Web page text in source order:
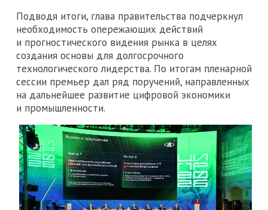
Подводя итоги, глава правительства подчеркнул
необходимость опережающих действий
и прогностического видения рынка в целях
создания основы для долгосрочного
технологического лидерства. По итогам пленарной
сессии премьер дал ряд поручений, направленных
на дальнейшее развитие цифровой экономики
и промышленности.